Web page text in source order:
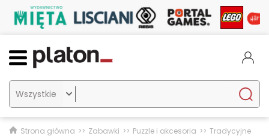

Strona główna Zabawki Puzzle i akcesoria Tradycyjne